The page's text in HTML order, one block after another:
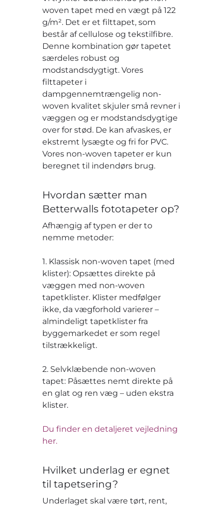
woven tapet med en vægt på 122
g/m². Det er et filttapet, som
består af cellulose og tekstilfibre.
Denne kombination gør tapetet
særdeles robust og
modstandsdygtigt. Vores
filttapeter i
dampgennemtrængelig non-
woven kvalitet skjuler små revner i
væggen og er modstandsdygtige
over for stød. De kan afvaskes, er
ekstremt lysægte og fri for PVC.
Vores non-woven tapeter er kun
beregnet til indendørs brug.
Hvordan sætter man
Betterwalls fototapeter op?
Afhængig af typen er der to
nemme metoder:
1. Klassisk non-woven tapet (med
klister): Opsættes direkte på
væggen med non-woven
tapetklister. Klister medfølger
ikke, da vægforhold varierer –
almindeligt tapetklister fra
byggemarkedet er som regel
tilstrækkeligt.
2. Selvklæbende non-woven
tapet: Påsættes nemt direkte på
en glat og ren væg – uden ekstra
klister.
Du finder en detaljeret vejledning
her.
Hvilket underlag er egnet
til tapetsering?
Underlaget skal være tørt, rent,